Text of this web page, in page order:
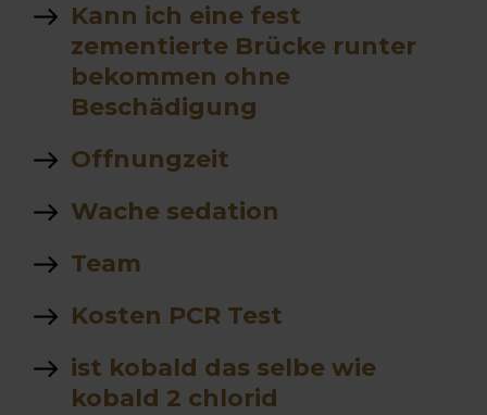
Kann ich eine fest
zementierte Brücke runter
bekommen ohne
Beschädigung
Offnungzeit
Wache sedation
Team
Kosten PCR Test
ist kobald das selbe wie
kobald 2 chlorid